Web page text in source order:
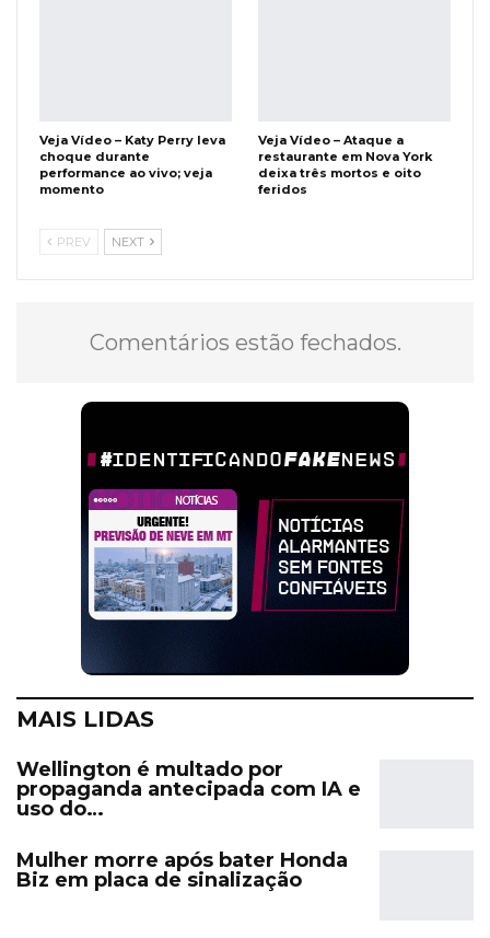
Veja Vídeo – Katy Perry leva
choque durante
performance ao vivo; veja
momento
Veja Vídeo – Ataque a
restaurante em Nova York
deixa três mortos e oito
feridos
PREV NEXT
Comentários estão fechados.
MAIS LIDAS
Wellington é multado por
propaganda antecipada com IA e
uso do…
Mulher morre após bater Honda
Biz em placa de sinalização